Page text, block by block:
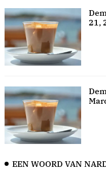
21,
EEN WOORD VAN